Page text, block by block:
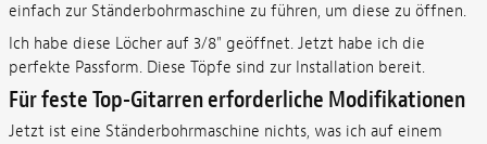
einfach zur Ständerbohrmaschine zu führen, um diese zu öffnen.
Ich habe diese Löcher auf 3/8" geöffnet. Jetzt habe ich die
perfekte Passform. Diese Töpfe sind zur Installation bereit.
Für feste Top-Gitarren erforderliche Modifikationen
Jetzt ist eine Ständerbohrmaschine nichts, was ich auf einem